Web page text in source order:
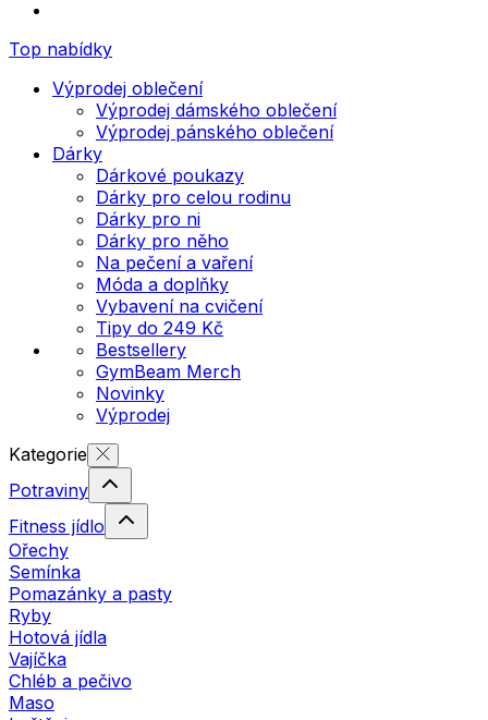
Top nabídky
Výprodej oblečení
Výprodej dámského oblečení
Výprodej pánského oblečení
Dárky
Dárkové poukazy
Dárky pro celou rodinu
Dárky pro ni
Dárky pro něho
Na pečení a vaření
Móda a doplňky
Vybavení na cvičení
Tipy do 249 Kč
Bestsellery
GymBeam Merch
Novinky
Výprodej
Kategorie
Potraviny
Fitness jídlo
Ořechy
Semínka
Pomazánky a pasty
Ryby
Hotová jídla
Vajíčka
Chléb a pečivo
Maso